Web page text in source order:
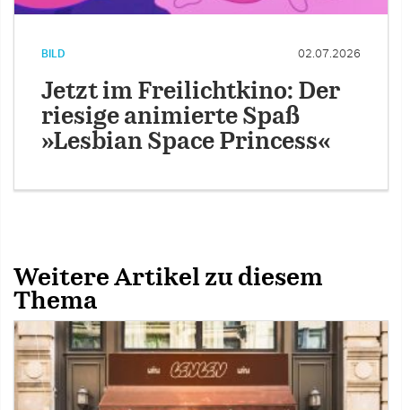
BILD 02.07.2026
Jetzt im Freilichtkino: Der
riesige animierte Spaß
»Lesbian Space Princess«
Weitere Artikel zu diesem
Thema